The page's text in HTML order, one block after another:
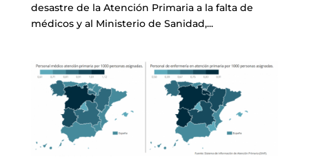
desastre de la Atención Primaria a la falta de
médicos y al Ministerio de Sanidad,...